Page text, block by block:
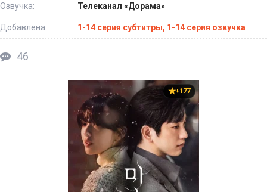
Озвучка:
Телеканал «Дорама»
Добавлена: 1-14 серия субтитры, 1-14 серия озвучка
46
+177